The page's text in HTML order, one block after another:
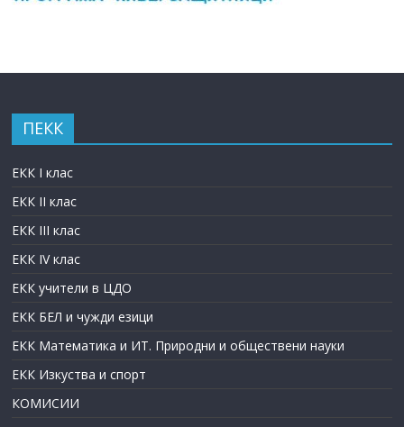
ПЕКК
ЕКК I клас
ЕКК II клас
ЕКК III клас
ЕКК IV клас
ЕКК учители в ЦДО
ЕКК БЕЛ и чужди езици
ЕКК Математика и ИТ. Природни и обществени науки
ЕКК Изкуства и спорт
КОМИСИИ